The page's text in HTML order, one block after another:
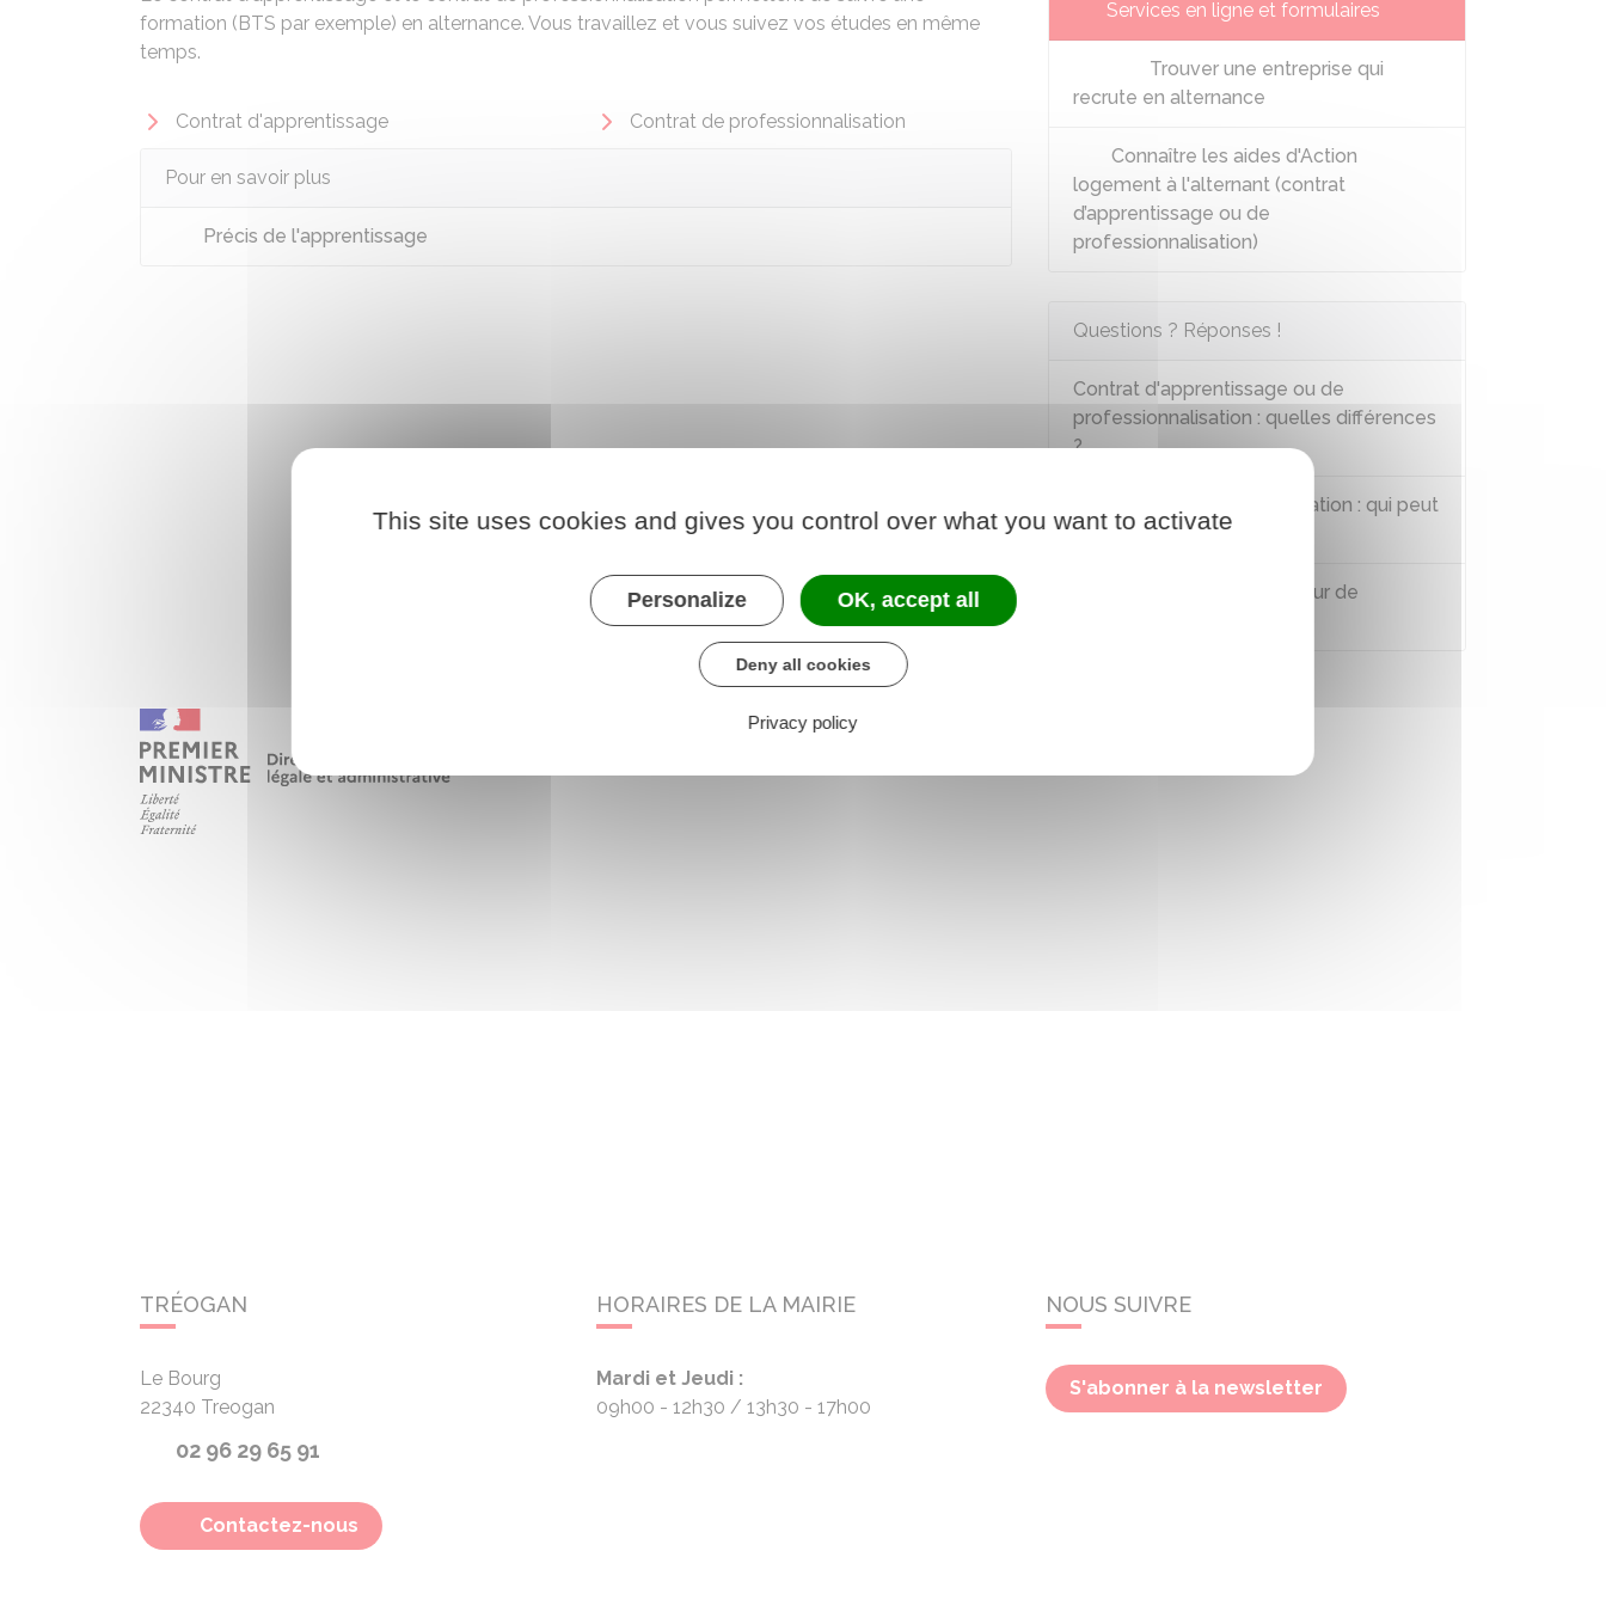
formation (BTS par exemple) en alternance. Vous travaillez et vous suivez vos études en même
temps.
Contrat d'apprentissage Contrat de professionnalisation
Pour en savoir plus
Précis de l'apprentissage
Services en ligne et formulaires
Trouver une entreprise qui
recrute en alternance
Connaître les aides d'Action
logement à l'alternant (contrat
d’apprentissage ou de
professionnalisation)
Questions ? Réponses !
Contrat d'apprentissage ou de
professionnalisation : quelles différences
?
Contrat de professionnalisation : qui peut
être tuteur ?
Comment saisir le médiateur de
TRÉOGAN
Le Bourg
22340 Treogan
02 96 29 65 91
Contactez-nous
HORAIRES DE LA MAIRIE
Mardi et Jeudi :
09h00 - 12h30
13h30 - 17h00
NOUS SUIVRE
S'abonner à la newsletter
This site uses cookies and gives you control over what you want to activate
Personalize OK, accept all
Deny all cookies
Privacy policy